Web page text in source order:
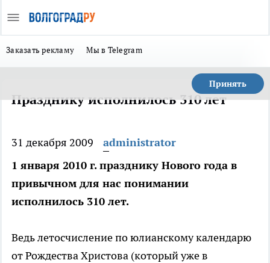
Заказать рекламу Мы в Telegram
Принять
Празднику исполнилось 310 лет
31 декабря 2009
administrator
1 января 2010 г. празднику Нового года в
привычном для нас понимании
исполнилось 310 лет.
Ведь летосчисление по юлианскому календарю
от Рождества Христова (который уже в